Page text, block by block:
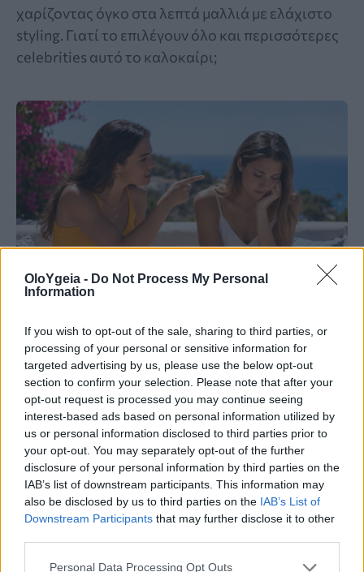
OloYgeia - Do Not Process My Personal
Information
If you wish to opt-out of the sale, sharing to third parties, or
processing of your personal or sensitive information for
targeted advertising by us, please use the below opt-out
section to confirm your selection. Please note that after your
opt-out request is processed you may continue seeing
interest-based ads based on personal information utilized by
us or personal information disclosed to third parties prior to
your opt-out. You may separately opt-out of the further
disclosure of your personal information by third parties on the
IAB’s list of downstream participants. This information may
also be disclosed by us to third parties on the IAB’s List of
Downstream Participants that may further disclose it to other
Personal Data Processing Opt Outs
χαρίζοντας όγκο στα λεπτά μαλλιά με ελάχιστο
styling. Γιατί το επιλέγουν όλο και περισσότερες
celebrities αυτό το καλοκαίρι;
ΠΟΙΕΣ ΕΙΝΑΙ;
6 φράσεις που χρησιμοποιούν οι
ναρκισσιστές στους καβγάδες για να
σας χειραγωγήσουν
Οι καβγάδες με άτομα που έχουν ναρκισσιστικά
χαρακτηριστικά μπορεί να περιλαμβάνουν
φράσεις χειραγώγησης. Πώς θα τις αναγνωρίσετε
και γιατί είναι σημαντικό να θέτετε ξεκάθαρα
όρια;